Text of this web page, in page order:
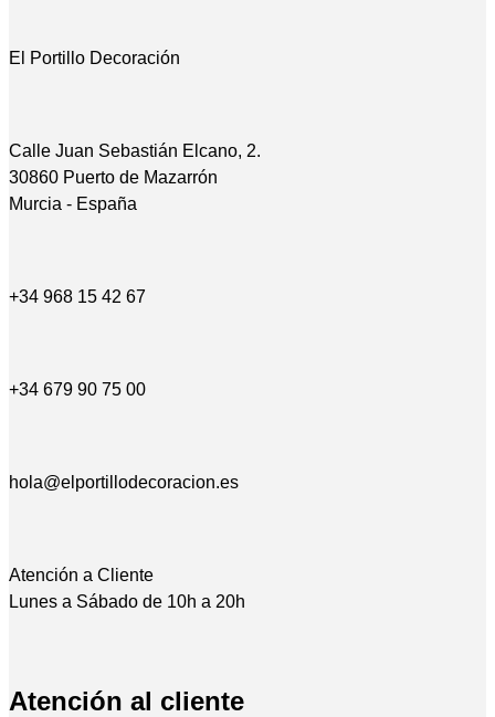
El Portillo Decoración
Calle Juan Sebastián Elcano, 2.
30860 Puerto de Mazarrón
Murcia - España
+34 968 15 42 67
+34 679 90 75 00
hola@elportillodecoracion.es
Atención a Cliente
Lunes a Sábado de 10h a 20h
Atención al cliente